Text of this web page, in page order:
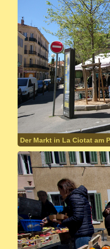
Der Markt in La Ciotat am